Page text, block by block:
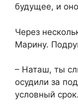
будущее, и
​Через
Марину.
​– Наташ, ты
осудили за
условный срок.​